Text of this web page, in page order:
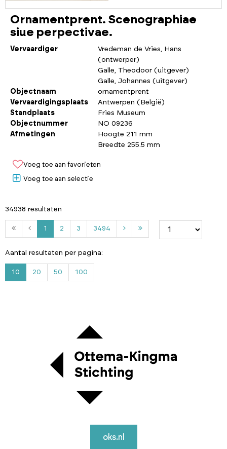
Ornamentprent. Scenographiae
siue perpectivae.
Vervaardiger
Vredeman de Vries, Hans
(ontwerper)
Galle, Theodoor (uitgever)
Galle, Johannes (uitgever)
Objectnaam
ornamentprent
Vervaardigingsplaats
Antwerpen (België)
Standplaats
Fries Museum
Objectnummer
NO 09236
Afmetingen
Hoogte 211 mm
Breedte 255.5 mm
Voeg toe aan favorieten
Voeg toe aan selectie
34938 resultaten
1 2 3 3494
4
Aantal resultaten per pagina:
10 20 50 100
oks.nl